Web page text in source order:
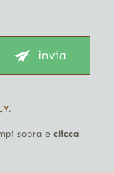
invia
.
sopra e clicca